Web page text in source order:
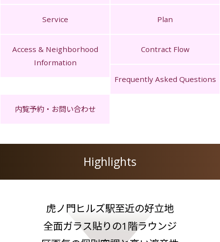
Service Plan
Access & Neighborhood
Information
Contract Flow
Frequently Asked Questions
内覧予約・お問い合わせ
Highlights
虎ノ門ヒルズ駅至近の好立地
全面ガラス貼りの1階ラウンジ